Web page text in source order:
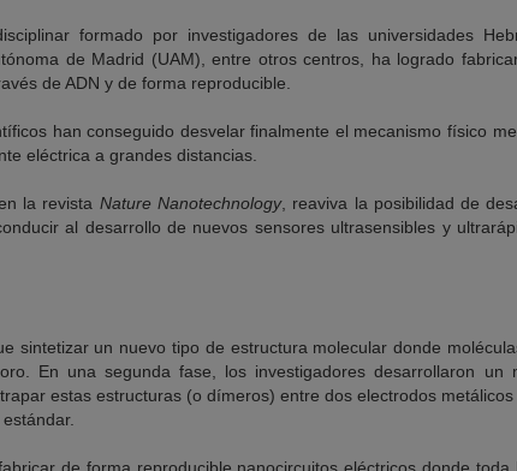
formado por investigadores de las universidades
de Madrid (UAM), entre otros centros, ha logrado
de ADN y de forma reproducible.
han conseguido desvelar finalmente el mecanismo físico
eléctrica a grandes distancias.
la revista Nature Nanotechnology, reaviva la posibilidad de
al desarrollo de nuevos sensores ultrasensibles y
sintetizar un nuevo tipo de estructura molecular donde
En una segunda fase, los investigadores desarrollaron un
estas estructuras (o dímeros) entre dos electrodos